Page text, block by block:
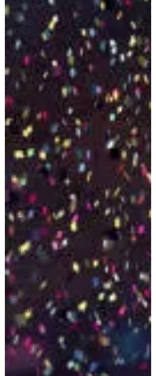
America-
Latina e
Caraibi
(LAC)
Indo-
Pacifico
Medio
Oriente
Cina
Francia
USA
Nuova
Zelanda
Russia
Giappone
India
Corea del
Nord
Corea del
Sud
Italia
Australia
Germania
Europa
Covid-19
Taiwan
Asia
centrale
Perù